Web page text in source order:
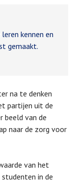
kennen en
gemaakt.
na te denken
partijen uit de
beeld van de
naar de zorg voor
van het
studenten in de